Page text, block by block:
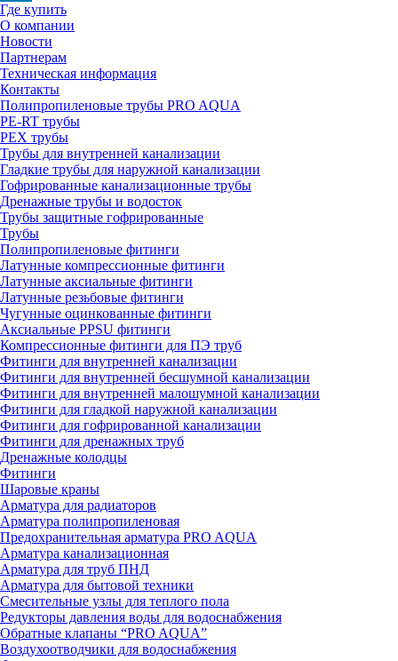
Где купить
О компании
Новости
Партнерам
Техническая информация
Контакты
Полипропиленовые трубы PRO AQUA
PE-RT трубы
PEX трубы
Трубы для внутренней канализации
Гладкие трубы для наружной канализации
Гофрированные канализационные трубы
Дренажные трубы и водосток
Трубы защитные гофрированные
Трубы
Полипропиленовые фитинги
Латунные компрессионные фитинги
Латунные аксиальные фитинги
Латунные резьбовые фитинги
Чугунные оцинкованные фитинги
Аксиальные PPSU фитинги
Компрессионные фитинги для ПЭ труб
Фитинги для внутренней канализации
Фитинги для внутренней бесшумной канализации
Фитинги для внутренней малошумной канализации
Фитинги для гладкой наружной канализации
Фитинги для гофрированной канализации
Фитинги для дренажных труб
Дренажные колодцы
Фитинги
Шаровые краны
Арматура для радиаторов
Арматура полипропиленовая
Предохранительная арматура PRO AQUA
Арматура канализационная
Арматура для труб ПНД
Арматура для бытовой техники
Смесительные узлы для теплого пола
Редукторы давления воды для водоснабжения
Обратные клапаны “PRO AQUA”
Воздухоотводчики для водоснабжения